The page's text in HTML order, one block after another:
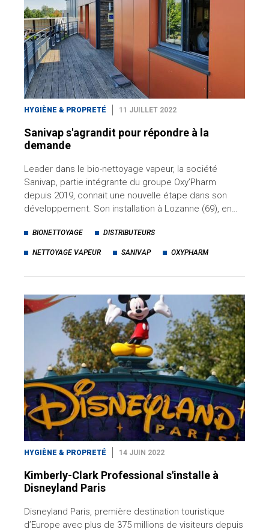
HYGIÈNE & PROPRETÉ 11 JUILLET 2022
Sanivap s'agrandit pour répondre à la
demande
Leader dans le bio-nettoyage vapeur, la société
Sanivap, partie intégrante du groupe Oxy’Pharm
depuis 2019, connait une nouvelle étape dans son
développement. Son installation à Lozanne (69), en…
BIONETTOYAGE DISTRIBUTEURS
NETTOYAGE VAPEUR SANIVAP OXYPHARM
HYGIÈNE & PROPRETÉ 14 JUIN 2022
Kimberly-Clark Professional s'installe à
Disneyland Paris
Disneyland Paris, première destination touristique
d’Europe avec plus de 375 millions de visiteurs depuis